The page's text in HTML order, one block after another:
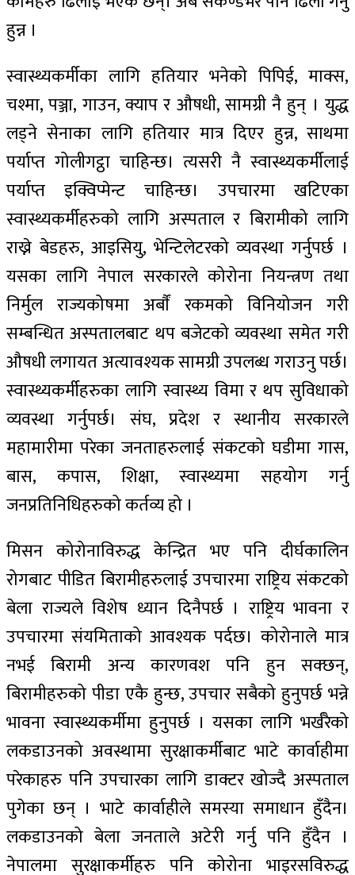
हुन्न ।
स्वास्थ्यकर्मीका लागि हतियार भनेको पिपिई, माक्स,
चश्मा, पञ्जा, गाउन, क्याप र औषधी, सामग्री नै हुन् । युद्ध
लड्ने सेनाका लागि हतियार मात्र दिएर हुन्न, साथमा
पर्याप्त गोलीगट्ठा चाहिन्छ। त्यसरी नै स्वास्थ्यकर्मीलाई
पर्याप्त इक्विप्मेन्ट चाहिन्छ। उपचारमा खटिएका
स्वास्थ्यकर्मीहरुको लागि अस्पताल र बिरामीको लागि
राख्ने बेडहरु, आइसियु, भेन्टिलेटरको व्यवस्था गर्नुपर्छ ।
यसका लागि नेपाल सरकारले कोरोना नियन्त्रण तथा
निर्मुल राज्यकोषमा अर्बाैं रकमको विनियोजन गरी
सम्बन्धित अस्पतालबाट थप बजेटको व्यवस्था समेत गरी
औषधी लगायत अत्यावश्यक सामग्री उपलब्ध गराउनु पर्छ।
स्वास्थ्यकर्मीहरुका लागि स्वास्थ्य विमा र थप सुविधाको
व्यवस्था गर्नुपर्छ। संघ, प्रदेश र स्थानीय सरकारले
महामारीमा परेका जनताहरुलाई संकटको घडीमा गास,
बास, कपास, शिक्षा, स्वास्थ्यमा सहयोग गर्नु
जनप्रतिनिधिहरुको कर्तव्य हो ।
मिसन कोरोनाविरुद्ध केन्द्रित भए पनि दीर्घकालिन
रोगबाट पीडित बिरामीहरुलाई उपचारमा राष्ट्रिय संकटको
बेला राज्यले विशेष ध्यान दिनैपर्छ । राष्ट्रिय भावना र
उपचारमा संयमिताको आवश्यक पर्दछ। कोरोनाले मात्र
नभई बिरामी अन्य कारणवश पनि हुन सक्छन्,
बिरामीहरुको पीडा एकै हुन्छ, उपचार सबैको हुनुपर्छ भन्ने
भावना स्वास्थ्यकर्मीमा हुनुपर्छ । यसका लागि भर्खरैको
लकडाउनको अवस्थामा सुरक्षाकर्मीबाट भाटे कार्वाहीमा
परेकाहरु पनि उपचारका लागि डाक्टर खोज्दै अस्पताल
पुगेका छन् । भाटे कार्वाहीले समस्या समाधान हुँदैन।
लकडाउनको बेला जनताले अटेरी गर्नु पनि हुँदैन ।
नेपालमा सुरक्षाकर्मीहरु पनि कोरोना भाइरसविरुद्ध